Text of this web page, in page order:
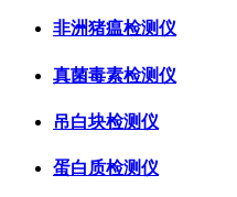
非洲猪瘟检测仪
真菌毒素检测仪
吊白块检测仪
蛋白质检测仪